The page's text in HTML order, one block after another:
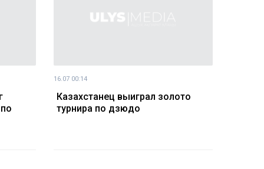
16.07 00:14
Казахстанец выиграл золото
турнира по дзюдо